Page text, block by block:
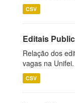
CSV
Editais
Relação dos
vagas na Unifei.
CSV